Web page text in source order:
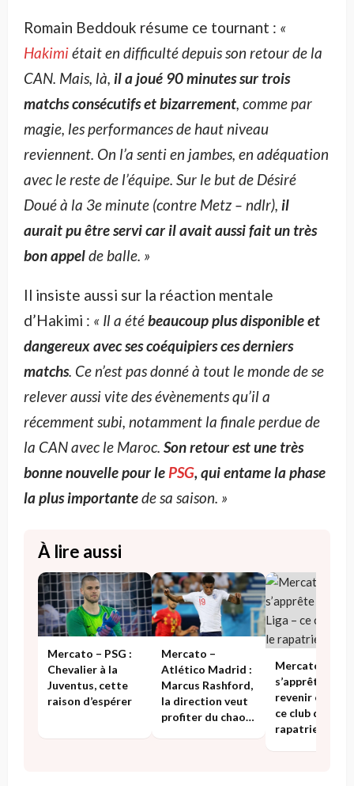
Romain Beddouk résume ce tournant : «
Hakimiétait en difficulté depuis son retour de la
CAN. Mais, là, il a joué 90 minutes sur trois
matchs consécutifs et bizarrement, comme par
magie, les performances de haut niveau
reviennent. On l’a senti en jambes, en adéquation
avec le reste de l’équipe. Sur le but de Désiré
Doué à la 3e minute (contre Metz – ndlr), il
aurait pu être servi car il avait aussi fait un très
bon appelde balle. »
Il insiste aussi sur la réaction mentale
d’Hakimi : « Il a étébeaucoup plus disponible et
dangereux avec ses coéquipiers ces derniers
matchs. Ce n’est pas donné à tout le monde de se
relever aussi vite des évènements qu’il a
récemment subi, notamment la finale perdue de
la CAN avec le Maroc. Son retour est une très
bonne nouvelle pour le PSG, qui entame la phase
la plus importantede sa saison. »
À lire aussi
Mercato – PSG :
Chevalier à la
Juventus, cette
raison d’espérer
Mercato –
Atlético Madrid :
Marcus Rashford,
la direction veut
profiter du chaos
Mercato :
s’apprête à
revenir en Liga
ce club qui
rapatrier